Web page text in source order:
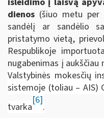
dienos (šiuo metu per
sandėlį ar sandėlio
pristatymo vietą,
Respublikoje
nugabenimas į
Valstybinės mokesčių
sistemoje (toliau – AIS)
tvarka
[6]
.